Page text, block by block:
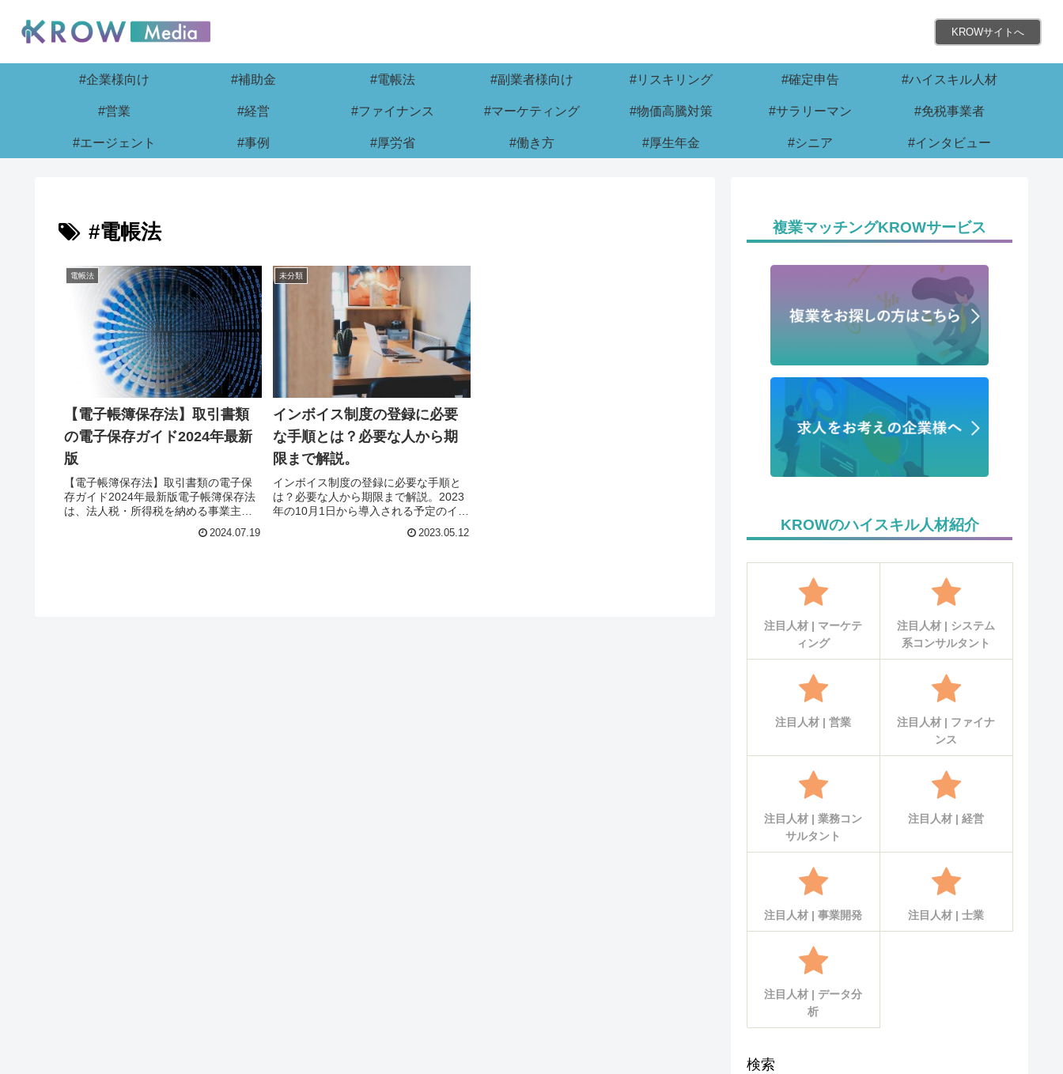
KROWサイトへ
#企業様向け #補助金 #電帳法 #副業者様向け #リスキリング #確定申告 #ハイスキル人材
#営業 #経営 #ファイナンス #マーケティング #物価高騰対策 #サラリーマン #免税事業者
#エージェント #事例 #厚労省 #働き方 #厚生年金 #シニア #インタビュー
#電帳法
電帳法
【電子帳簿保存法】取引書類
の電子保存ガイド2024年最新
版
【電子帳簿保存法】取引書類の電子保
存ガイド2024年最新版電子帳簿保存法
は、法人税・所得税を納める事業主が
ため、ほとんど全ての法人と個人事業
2024.07.19
未分類
インボイス制度の登録に必要
な手順とは？必要な人から期
限まで解説。
インボイス制度の登録に必要な手順と
は？必要な人から期限まで解説。2023
年の10月1日から導入される予定のイン
始まってすぐに自身にも適用させるた
2023.05.12
複業マッチングKROWサービス
KROWのハイスキル人材紹介
注目人材 | マーケテ
ィング
注目人材 | システム
系コンサルタント
注目人材 | 営業
注目人材 | ファイナ
ンス
注目人材 | 業務コン
サルタント
注目人材 | 経営
注目人材 | 事業開発 注目人材 | 士業
注目人材 | データ分
析
検索